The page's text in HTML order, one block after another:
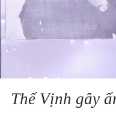
Thế Vịnh gây